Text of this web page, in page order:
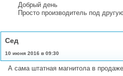
Добрый день
Просто производитель под
Сед
10 июня 2016 в 09:30
А сама штатная магнитола в